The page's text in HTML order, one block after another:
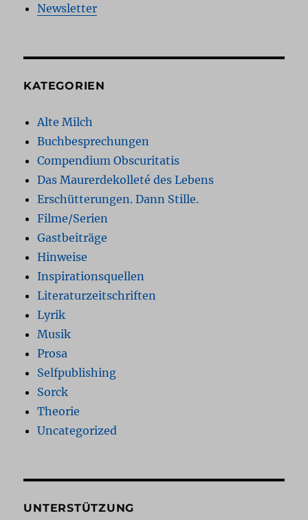
Newsletter
KATEGORIEN
Alte Milch
Buchbesprechungen
Compendium Obscuritatis
Das Maurerdekolleté des Lebens
Erschütterungen. Dann Stille.
Filme/Serien
Gastbeiträge
Hinweise
Inspirationsquellen
Literaturzeitschriften
Lyrik
Musik
Prosa
Selfpublishing
Sorck
Theorie
Uncategorized
UNTERSTÜTZUNG